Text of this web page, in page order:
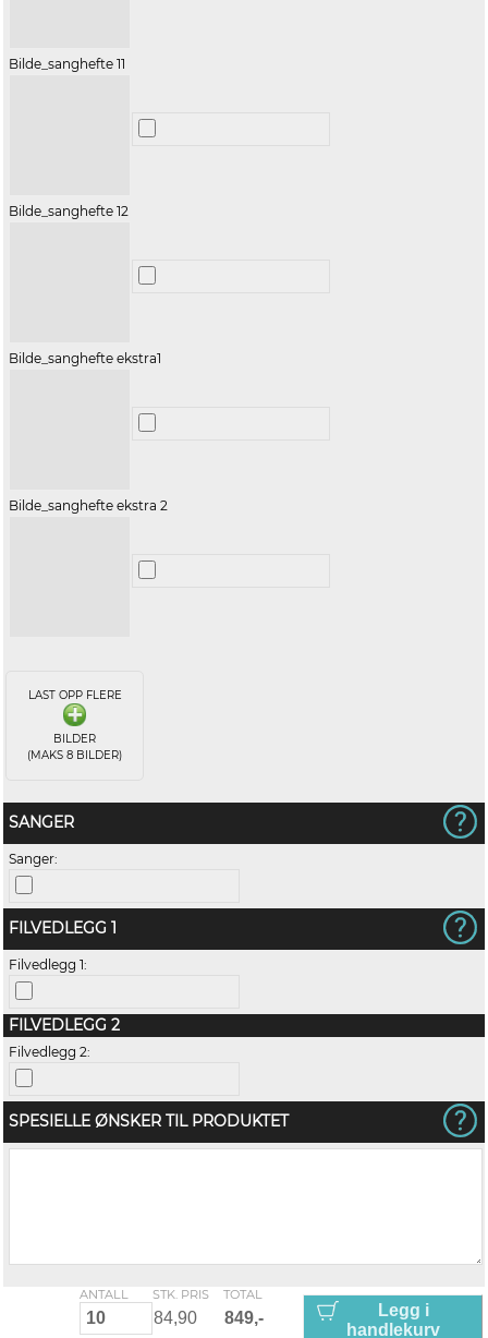
Bilde_sanghefte 11
Bilde_sanghefte 12
Bilde_sanghefte ekstra1
Bilde_sanghefte ekstra 2
LAST OPP FLERE
BILDER
(MAKS 8 BILDER)
SANGER
Sanger:
FILVEDLEGG 1
Filvedlegg 1:
FILVEDLEGG 2
Filvedlegg 2:
SPESIELLE ØNSKER TIL PRODUKTET
ANTALL STK. PRIS TOTAL
Legg i
handlekurv